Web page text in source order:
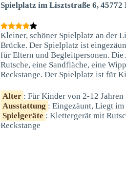
Spielplatz im Lisztstraße 6, 45772
Kleiner, schöner Spielplatz an der
Brücke. Der Spielplatz ist
für Eltern und Begleitpersonen.
Rutsche, eine Sandfläche, eine
Reckstange. Der Spielplatz ist für
Alter : Für Kinder von 2-12 Jahren
Ausstattung : Eingezäunt, Liegt
Spielgeräte : Klettergerät mit
Reckstange